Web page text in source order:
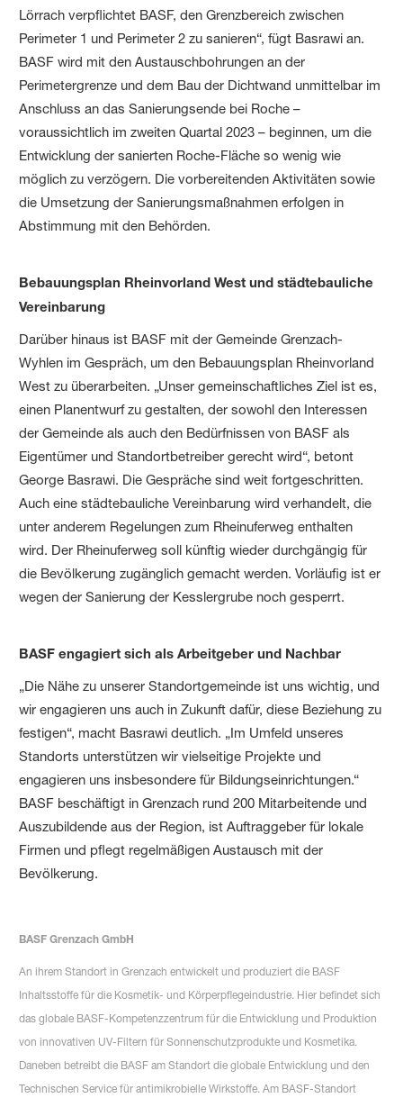
Lörrach verpflichtet BASF, den Grenzbereich zwischen
Perimeter 1 und Perimeter 2 zu sanieren“, fügt Basrawi an.
BASF wird mit den Austauschbohrungen an der
Perimetergrenze und dem Bau der Dichtwand unmittelbar im
Anschluss an das Sanierungsende bei Roche –
voraussichtlich im zweiten Quartal 2023 – beginnen, um die
Entwicklung der sanierten Roche-Fläche so wenig wie
möglich zu verzögern. Die vorbereitenden Aktivitäten sowie
die Umsetzung der Sanierungsmaßnahmen erfolgen in
Abstimmung mit den Behörden.
Bebauungsplan Rheinvorland West und städtebauliche
Vereinbarung
Darüber hinaus ist BASF mit der Gemeinde Grenzach-
Wyhlen im Gespräch, um den Bebauungsplan Rheinvorland
West zu überarbeiten. „Unser gemeinschaftliches Ziel ist es,
einen Planentwurf zu gestalten, der sowohl den Interessen
der Gemeinde als auch den Bedürfnissen von BASF als
Eigentümer und Standortbetreiber gerecht wird“, betont
George Basrawi. Die Gespräche sind weit fortgeschritten.
Auch eine städtebauliche Vereinbarung wird verhandelt, die
unter anderem Regelungen zum Rheinuferweg enthalten
wird. Der Rheinuferweg soll künftig wieder durchgängig für
die Bevölkerung zugänglich gemacht werden. Vorläufig ist er
wegen der Sanierung der Kesslergrube noch gesperrt.
BASF engagiert sich als Arbeitgeber und Nachbar
„Die Nähe zu unserer Standortgemeinde ist uns wichtig, und
wir engagieren uns auch in Zukunft dafür, diese Beziehung zu
festigen“, macht Basrawi deutlich. „Im Umfeld unseres
Standorts unterstützen wir vielseitige Projekte und
engagieren uns insbesondere für Bildungseinrichtungen.“
BASF beschäftigt in Grenzach rund 200 Mitarbeitende und
Auszubildende aus der Region, ist Auftraggeber für lokale
Firmen und pflegt regelmäßigen Austausch mit der
Bevölkerung.
BASF Grenzach GmbH
An ihrem Standort in Grenzach entwickelt und produziert die BASF
Inhaltsstoffe für die Kosmetik- und Körperpflegeindustrie. Hier befindet sich
das globale BASF-Kompetenzzentrum für die Entwicklung und Produktion
von innovativen UV-Filtern für Sonnenschutzprodukte und Kosmetika.
Daneben betreibt die BASF am Standort die globale Entwicklung und den
Technischen Service für antimikrobielle Wirkstoffe. Am BASF-Standort